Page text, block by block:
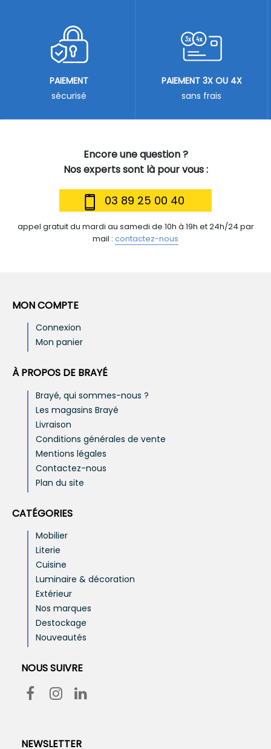
Encore une question ?
Nos experts sont là pour vous :
03 89 25 00 40
appel gratuit du mardi au samedi de 10h à 19h et 24h/24 par
mail : contactez-nous
PAIEMENT
sécurisé
PAIEMENT 3X OU 4X
sans frais
MON COMPTE
Connexion
Mon panier
À PROPOS DE BRAYÉ
Brayé, qui sommes-nous ?
Les magasins Brayé
Livraison
Conditions générales de vente
Mentions légales
Contactez-nous
Plan du site
CATÉGORIES
Mobilier
Literie
Cuisine
Luminaire & décoration
Extérieur
Nos marques
Destockage
Nouveautés
NOUS SUIVRE
NEWSLETTER